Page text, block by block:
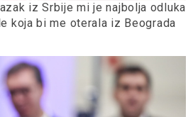
iz Srbije mi je najbolja odluka
koja bi me oterala iz Beograda